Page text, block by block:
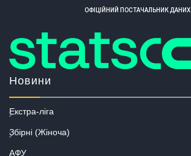
ОФІЦІЙНИЙ ПОСТАЧАЛЬНИК ДАНИХ
Новини
Екстра-ліга
Збірні (Жіноча)
АФУ